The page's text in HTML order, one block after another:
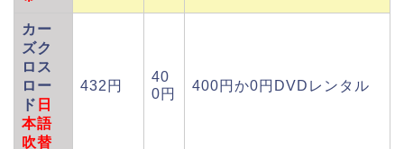
カー
ズク
ロス
ロー
ド 日
本語
吹替
432円
40
0円
400円か0円DVDレンタル